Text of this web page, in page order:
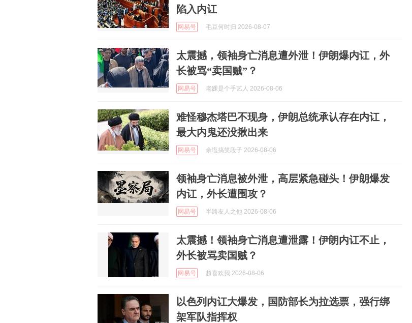
陷入内讧
网易号 毛豆何时归 2026-08-07
太震撼，领袖身亡消息遭外泄！伊朗爆内讧，外
长被骂“卖国贼”？
网易号 老踝是个手艺人 2026-08-06
难怪穆杰塔巴不现身，伊朗总统承认存在内讧，
最大内鬼还没揪出来
网易号 余塩搞笑段子 2026-08-06
领袖身亡消息被外泄，高层紧急碰头！伊朗爆发
内讧，外长遭围攻？
网易号 半路友人之他 2026-08-06
太震撼！领袖身亡消息遭泄露！伊朗内讧不止，
外长被骂卖国贼？
网易号 超喜欢我 2026-08-06
以色列内讧大爆发，国防部长为拉选票，强行绑
架军队指挥权